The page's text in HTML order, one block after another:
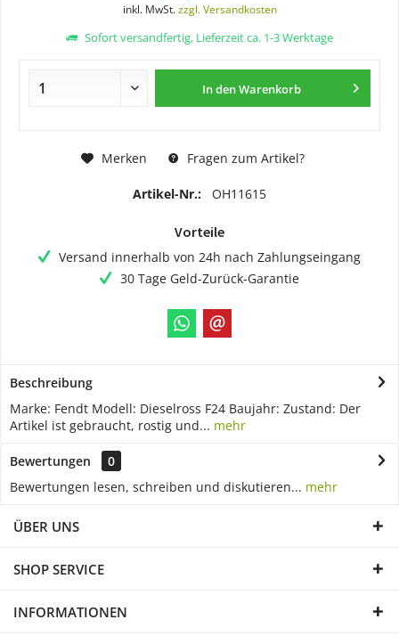
inkl. MwSt.zzgl. Versandkosten
Sofort versandfertig, Lieferzeit ca. 1-3 Werktage
In denWarenkorb
Merken Fragen zum Artikel?
Artikel-Nr.: OH11615
Vorteile
Versand innerhalb von 24h nach Zahlungseingang
30 Tage Geld-Zurück-Garantie
Beschreibung
Marke: Fendt Modell: Dieselross F24 Baujahr: Zustand: Der
Artikel ist gebraucht, rostig und... mehr
Bewertungen
0
Bewertungen lesen, schreiben und diskutieren... mehr
ÜBER UNS
SHOP SERVICE
INFORMATIONEN